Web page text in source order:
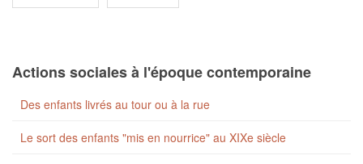
Actions sociales à l'époque contemporaine
Des enfants livrés au tour ou à la rue
Le sort des enfants "mis en nourrice" au XIXe siècle